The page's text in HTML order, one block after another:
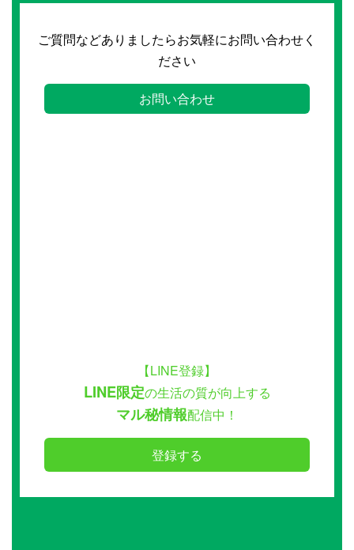
ご質問などありましたらお気軽にお問い合わせく
ださい
お問い合わせ
【LINE登録】
LINE限定の生活の質が向上する
マル秘情報配信中！
登録する